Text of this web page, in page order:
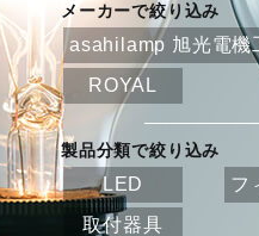
メーカーで絞り込み
asahilamp 旭光電機
ROYAL
製品分類で絞り込み
LED フ
取付器具